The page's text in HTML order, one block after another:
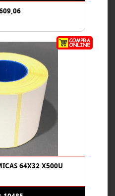
64X32 X500U